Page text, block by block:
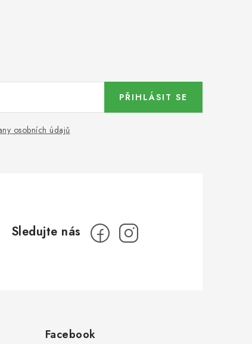
osobních údajů
PŘIHLÁSIT SE
Facebook